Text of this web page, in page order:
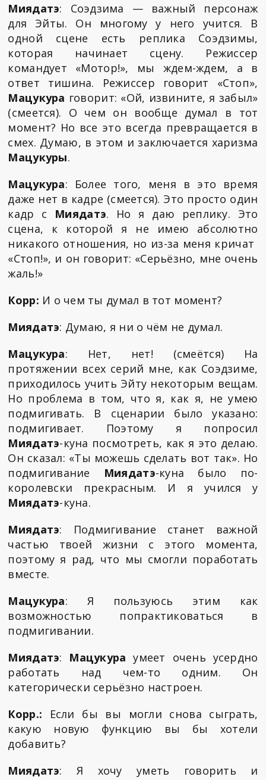
Миядатэ: Соэдзима — важный персонаж
для Эйты. Он многому у него учится. В
одной сцене есть реплика Соэдзимы,
которая начинает сцену. Режиссер
командует «Мотор!», мы ждем-ждем, а в
ответ тишина. Режиссер говорит «Стоп»,
Мацукура говорит: «Ой, извините, я забыл»
(смеется). О чем он вообще думал в тот
момент? Но все это всегда превращается в
смех. Думаю, в этом и заключается харизма
Мацукуры.
Мацукура: Более того, меня в это время
даже нет в кадре (смеется). Это просто один
кадр с Миядатэ. Но я даю реплику. Это
сцена, к которой я не имею абсолютно
никакого отношения, но из-за меня кричат ​​
«Стоп!», и он говорит: «Серьёзно, мне очень
жаль!»
Корр: И о чем ты думал в тот момент?
Миядатэ: Думаю, я ни о чём не думал.
Мацукура: Нет, нет! (смеётся) На
протяжении всех серий мне, как Соэдзиме,
приходилось учить Эйту некоторым вещам.
Но проблема в том, что я, как я, не умею
подмигивать. В сценарии было указано:
подмигивает. Поэтому я попросил
Миядатэ-куна посмотреть, как я это делаю.
Он сказал: «Ты можешь сделать вот так». Но
подмигивание Миядатэ-куна было по-
королевски прекрасным. И я учился у
Миядатэ-куна.
Миядатэ: Подмигивание станет важной
частью твоей жизни с этого момента,
поэтому я рад, что мы смогли поработать
вместе.
Мацукура: Я пользуюсь этим как
возможностью попрактиковаться в
подмигивании.
Миядатэ: Мацукура умеет очень усердно
работать над чем-то одним. Он
категорически серьёзно настроен.
Корр.: Если бы вы могли снова сыграть,
какую новую функцию вы бы хотели
добавить?
Миядатэ: Я хочу уметь говорить и